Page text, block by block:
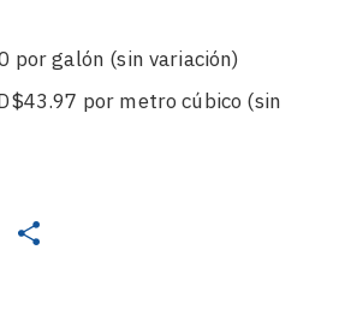
por galón (sin variación)
por metro cúbico (sin
Email